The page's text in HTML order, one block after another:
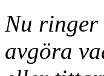
Nu ringer
avgöra